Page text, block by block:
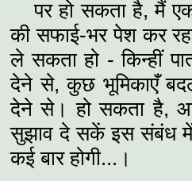
पर हो सकता है, मैं
की सफाई-भर पेश कर
ले सकता हो - किन्हीं
देने से, कुछ भूमिकाएँ
देने से। हो सकता है,
सुझाव दे सकें इस संबंध
कई बार होगी...।